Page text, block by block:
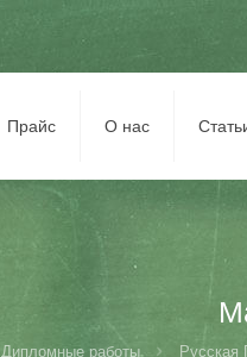
Прайс О нас
Дипломные работы Русская